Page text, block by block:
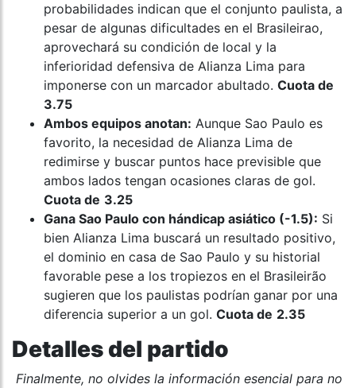
probabilidades indican que el conjunto paulista, a
pesar de algunas dificultades en el Brasileirao,
aprovechará su condición de local y la
inferioridad defensiva de Alianza Lima para
imponerse con un marcador abultado. Cuota de
3.75
Ambos equipos anotan: Aunque Sao Paulo es
favorito, la necesidad de Alianza Lima de
redimirse y buscar puntos hace previsible que
ambos lados tengan ocasiones claras de gol.
Cuota de 3.25
Gana Sao Paulo con hándicap asiático (-1.5): Si
bien Alianza Lima buscará un resultado positivo,
el dominio en casa de Sao Paulo y su historial
favorable pese a los tropiezos en el Brasileirão
sugieren que los paulistas podrían ganar por una
diferencia superior a un gol. Cuota de 2.35
Detalles del partido
Finalmente, no olvides la información esencial para no